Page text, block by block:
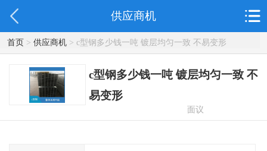
供应商机
首页> 供应商机> c型钢多少钱一吨 镀层均匀一致 不易变形
c型钢多少钱一吨 镀层均匀一致 不
易变形
面议